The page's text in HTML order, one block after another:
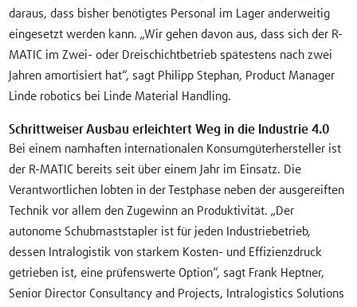
daraus, dass bisher benötigtes Personal im Lager anderweitig
eingesetzt werden kann. „Wir gehen davon aus, dass sich der R-
MATIC im Zwei- oder Dreischichtbetrieb spätestens nach zwei
Jahren amortisiert hat“, sagt Philipp Stephan, Product Manager
Linde robotics bei Linde Material Handling.
Schrittweiser Ausbau erleichtert Weg in die Industrie 4.0
Bei einem namhaften internationalen Konsumgüterhersteller ist
der R-MATIC bereits seit über einem Jahr im Einsatz. Die
Verantwortlichen lobten in der Testphase neben der ausgereiften
Technik vor allem den Zugewinn an Produktivität. „Der
autonome Schubmaststapler ist für jeden Industriebetrieb,
dessen Intralogistik von starkem Kosten- und Effizienzdruck
getrieben ist, eine prüfenswerte Option“, sagt Frank Heptner,
Senior Director Consultancy and Projects, Intralogistics Solutions